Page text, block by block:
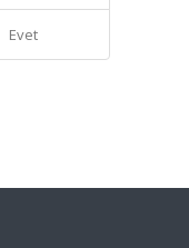
Evet